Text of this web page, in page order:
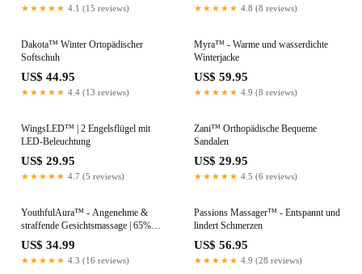
★★★★★ 4.1 (15 reviews) ★★★★★ 4.8 (8 reviews)
Dakota™ Winter Ortopädischer
Softschuh
US$ 44.95
★★★★★ 4.4 (13 reviews)
Myra™ - Warme und wasserdichte
Winterjacke
US$ 59.95
★★★★★ 4.9 (8 reviews)
WingsLED™ | 2 Engelsflügel mit
LED-Beleuchtung
US$ 29.95
★★★★★ 4.7 (5 reviews)
Zani™ Orthopädische Bequeme
Sandalen
US$ 29.95
★★★★★ 4.5 (6 reviews)
YouthfulAura™ - Angenehme &
straffende Gesichtsmassage | 65%
MEGARABATT
US$ 34.99
★★★★★ 4.3 (16 reviews)
Passions Massager™ - Entspannt und
lindert Schmerzen
US$ 56.95
★★★★★ 4.9 (28 reviews)